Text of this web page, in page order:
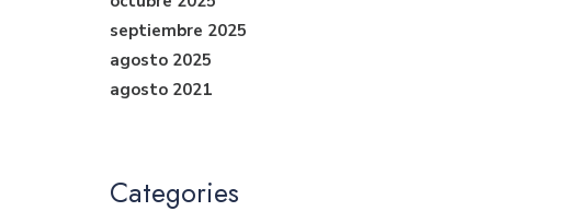
septiembre 2025
agosto 2025
agosto 2021
Categories